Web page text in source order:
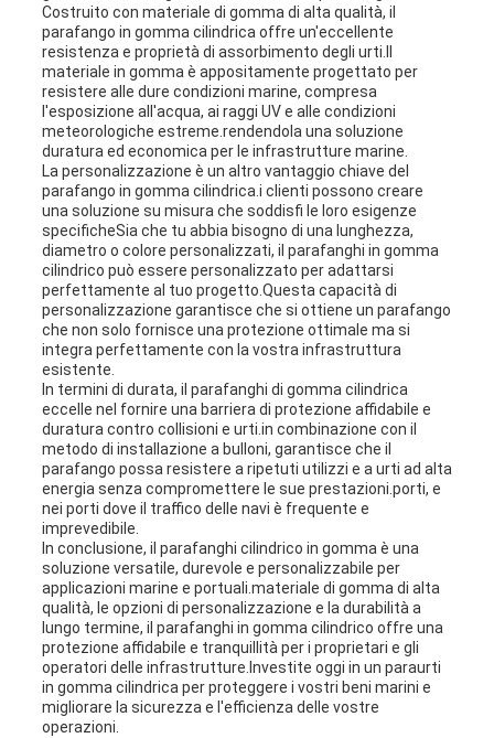
Costruito con materiale di gomma di alta qualità, il
parafango in gomma cilindrica offre un'eccellente
resistenza e proprietà di assorbimento degli urti.Il
materiale in gomma è appositamente progettato per
resistere alle dure condizioni marine, compresa
l'esposizione all'acqua, ai raggi UV e alle condizioni
meteorologiche estreme.rendendola una soluzione
duratura ed economica per le infrastrutture marine.
La personalizzazione è un altro vantaggio chiave del
parafango in gomma cilindrica.i clienti possono creare
una soluzione su misura che soddisfi le loro esigenze
specificheSia che tu abbia bisogno di una lunghezza,
diametro o colore personalizzati, il parafanghi in gomma
cilindrico può essere personalizzato per adattarsi
perfettamente al tuo progetto.Questa capacità di
personalizzazione garantisce che si ottiene un parafango
che non solo fornisce una protezione ottimale ma si
integra perfettamente con la vostra infrastruttura
esistente.
In termini di durata, il parafanghi di gomma cilindrica
eccelle nel fornire una barriera di protezione affidabile e
duratura contro collisioni e urti.in combinazione con il
metodo di installazione a bulloni, garantisce che il
parafango possa resistere a ripetuti utilizzi e a urti ad alta
energia senza compromettere le sue prestazioni.porti, e
nei porti dove il traffico delle navi è frequente e
imprevedibile.
In conclusione, il parafanghi cilindrico in gomma è una
soluzione versatile, durevole e personalizzabile per
applicazioni marine e portuali.materiale di gomma di alta
qualità, le opzioni di personalizzazione e la durabilità a
lungo termine, il parafanghi in gomma cilindrico offre una
protezione affidabile e tranquillità per i proprietari e gli
operatori delle infrastrutture.Investite oggi in un paraurti
in gomma cilindrica per proteggere i vostri beni marini e
migliorare la sicurezza e l'efficienza delle vostre
operazioni.